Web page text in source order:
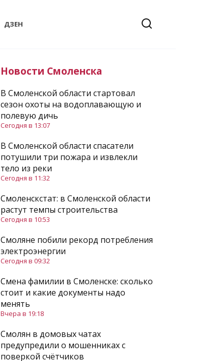
ДЗЕН
Новости Смоленска
В Смоленской области стартовал
сезон охоты на водоплавающую и
полевую дичь
Сегодня в 13:07
В Смоленской области спасатели
потушили три пожара и извлекли
тело из реки
Сегодня в 11:32
Смоленскстат: в Смоленской области
растут темпы строительства
Сегодня в 10:53
Смоляне побили рекорд потребления
электроэнергии
Сегодня в 09:32
Смена фамилии в Смоленске: сколько
стоит и какие документы надо
менять
Вчера в 19:18
Смолян в домовых чатах
предупредили о мошенниках с
поверкой счётчиков